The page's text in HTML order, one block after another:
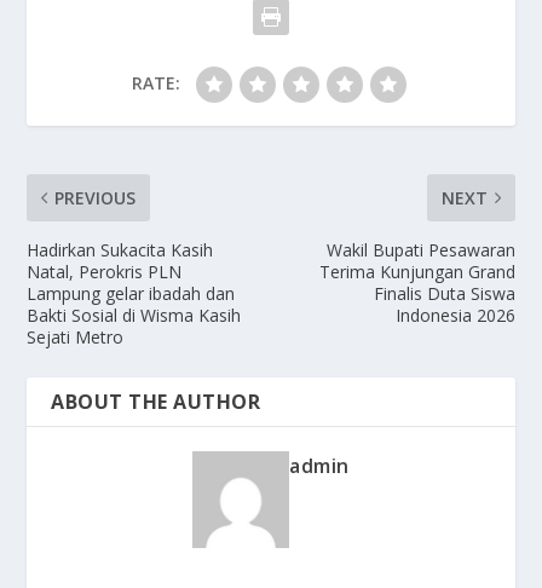
RATE:
PREVIOUS
Hadirkan Sukacita Kasih
Natal, Perokris PLN
Lampung gelar ibadah dan
Bakti Sosial di Wisma Kasih
Sejati Metro
NEXT
Wakil Bupati Pesawaran
Terima Kunjungan Grand
Finalis Duta Siswa
Indonesia 2026
ABOUT THE AUTHOR
admin